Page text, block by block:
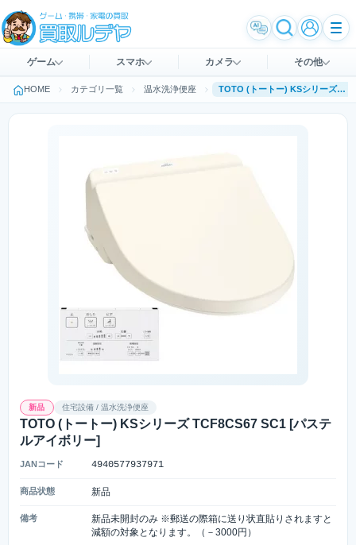
ゲーム スマホ カメラ その他
HOME カテゴリ一覧 温水洗浄便座 TOTO (トートー) KSシリーズ TCF8CS67 SC1 [パステルアイボリー]
新品 住宅設備 / 温水洗浄便座
TOTO (トートー) KSシリーズ TCF8CS67 SC1 [パステ
ルアイボリー]
JANコード 4940577937971
商品状態 新品
備考
新品未開封のみ ※郵送の際箱に送り状直貼りされますと
減額の対象となります。（－3000円）